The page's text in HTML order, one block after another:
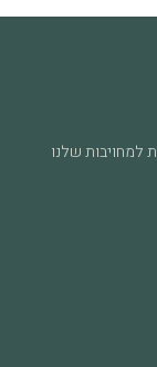
וזה חלק
פריט הוא עדות למחויבות שלנו